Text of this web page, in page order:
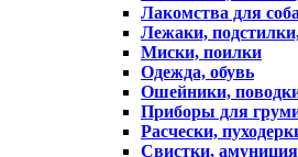
Лакомства для
Лежаки,
Миски, поилки
Одежда, обувь
Ошейники,
Приборы для
Расчески,
Свистки,